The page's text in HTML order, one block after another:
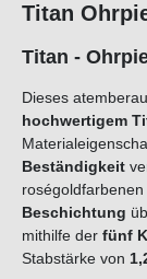
Titan
Titan -
Dieses
hochwertigem
Beständigkeit
Beschichtung
mithilfe der fünf
Stabstärke von